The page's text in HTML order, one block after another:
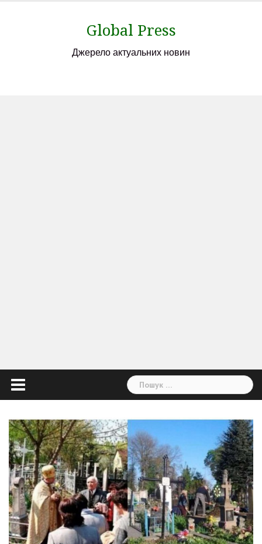
Global Press
Джерело актуальних новин
Пошук: